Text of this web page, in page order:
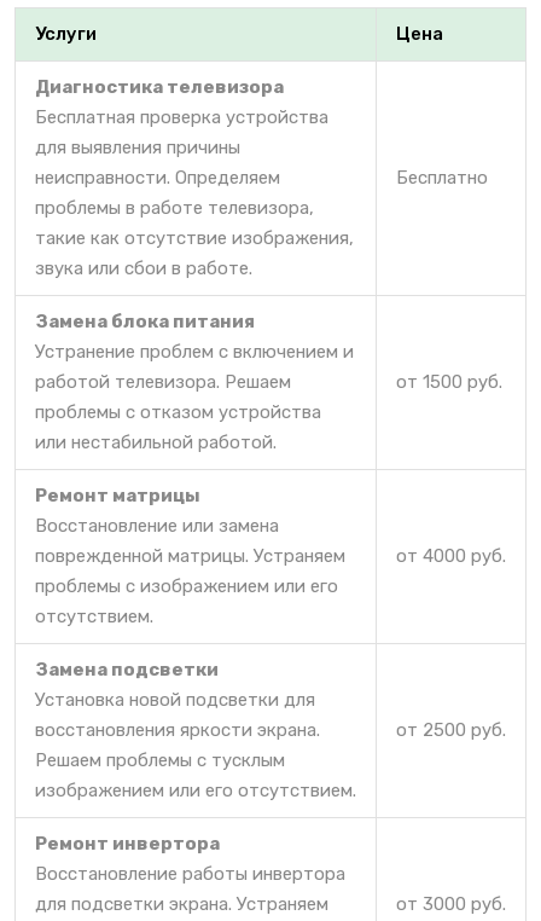
Услуги Цена
Диагностика телевизора
Бесплатная проверка устройства
для выявления причины
неисправности. Определяем
проблемы в работе телевизора,
такие как отсутствие изображения,
звука или сбои в работе.
Бесплатно
Замена блока питания
Устранение проблем с включением и
работой телевизора. Решаем
проблемы с отказом устройства
или нестабильной работой.
от 1500 руб.
Ремонт матрицы
Восстановление или замена
поврежденной матрицы. Устраняем
проблемы с изображением или его
отсутствием.
от 4000 руб.
Замена подсветки
Установка новой подсветки для
восстановления яркости экрана.
Решаем проблемы с тусклым
изображением или его отсутствием.
от 2500 руб.
Ремонт инвертора
Восстановление работы инвертора
для подсветки экрана. Устраняем
от 3000 руб.